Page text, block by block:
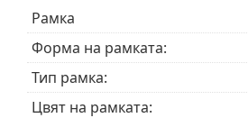
Рамка
Форма на рамката:
Тип рамка:
Цвят на рамката: